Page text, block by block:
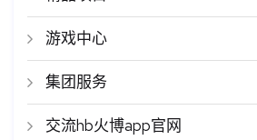
游戏中心
集团服务
交流hb火博app官网